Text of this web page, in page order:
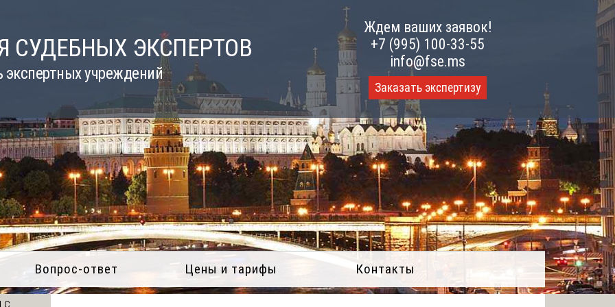
СУДЕБНЫХ ЭКСПЕРТОВ
экспертных учреждений
Ждем ваших заявок!
+7 (995) 100-33-55
info@fse.ms
Заказать экспертизу
Вопрос-ответ Цены и тарифы Контакты
с